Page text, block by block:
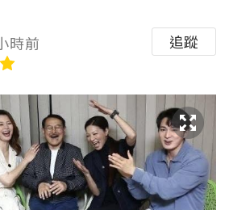
時前
追蹤